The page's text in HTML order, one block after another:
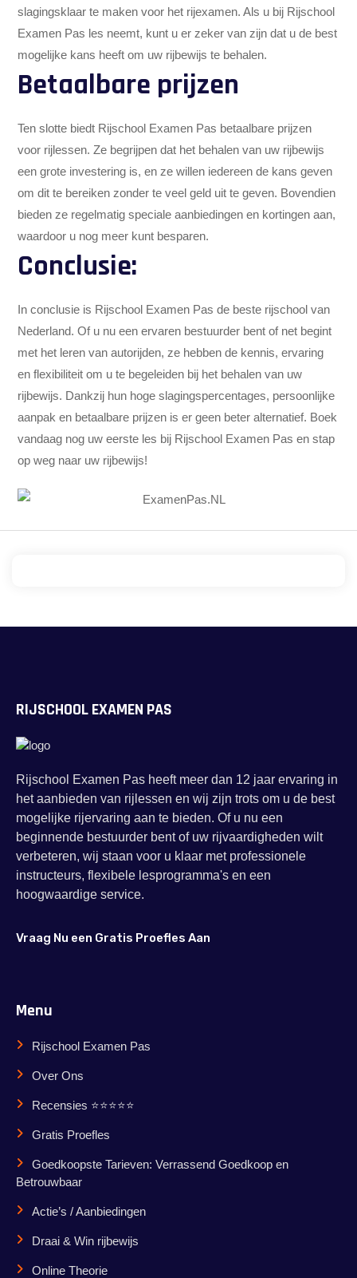
slagingsklaar te maken voor het rijexamen. Als u bij Rijschool
Examen Pas les neemt, kunt u er zeker van zijn dat u de best
mogelijke kans heeft om uw rijbewijs te behalen.
Betaalbare prijzen
Ten slotte biedt Rijschool Examen Pas betaalbare prijzen
voor rijlessen. Ze begrijpen dat het behalen van uw rijbewijs
een grote investering is, en ze willen iedereen de kans geven
om dit te bereiken zonder te veel geld uit te geven. Bovendien
bieden ze regelmatig speciale aanbiedingen en kortingen aan,
waardoor u nog meer kunt besparen.
Conclusie:
In conclusie is Rijschool Examen Pas de beste rijschool van
Nederland. Of u nu een ervaren bestuurder bent of net begint
met het leren van autorijden, ze hebben de kennis, ervaring
en flexibiliteit om u te begeleiden bij het behalen van uw
rijbewijs. Dankzij hun hoge slagingspercentages, persoonlijke
aanpak en betaalbare prijzen is er geen beter alternatief. Boek
vandaag nog uw eerste les bij Rijschool Examen Pas en stap
op weg naar uw rijbewijs!
RIJSCHOOL EXAMEN PAS
Rijschool Examen Pas heeft meer dan 12 jaar ervaring in
het aanbieden van rijlessen en wij zijn trots om u de best
mogelijke rijervaring aan te bieden. Of u nu een
beginnende bestuurder bent of uw rijvaardigheden wilt
verbeteren, wij staan voor u klaar met professionele
instructeurs, flexibele lesprogramma's en een
hoogwaardige service.
Vraag Nu een Gratis Proefles Aan
Menu
Rijschool Examen Pas
Over Ons
Recensies ⭐⭐⭐⭐⭐
Gratis Proefles
Goedkoopste Tarieven: Verrassend Goedkoop en
Betrouwbaar
Actie’s / Aanbiedingen
Draai & Win rijbewijs
Online Theorie